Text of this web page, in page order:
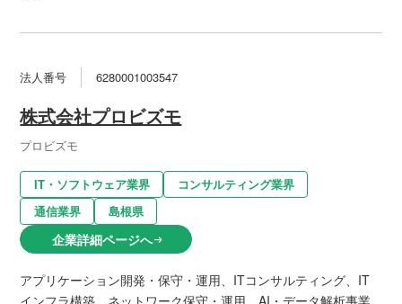
法人番号 6280001003547
株式会社プロビズモ
プロビズモ
IT・ソフトウェア業界
コンサルティング業界
通信業界
島根県
企業詳細ページへarrow_right_alt
アプリケーション開発・保守・運用、ITコンサルティング、IT
インフラ構築、ネットワーク保守・運用、AI・データ解析事業